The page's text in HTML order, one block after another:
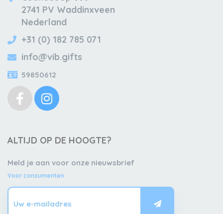
2741 PV Waddinxveen
Nederland
+31 (0) 182 785 071
info@vib.gifts
59850612
ALTIJD OP DE HOOGTE?
Meld je aan voor onze nieuwsbrief
Voor consumenten